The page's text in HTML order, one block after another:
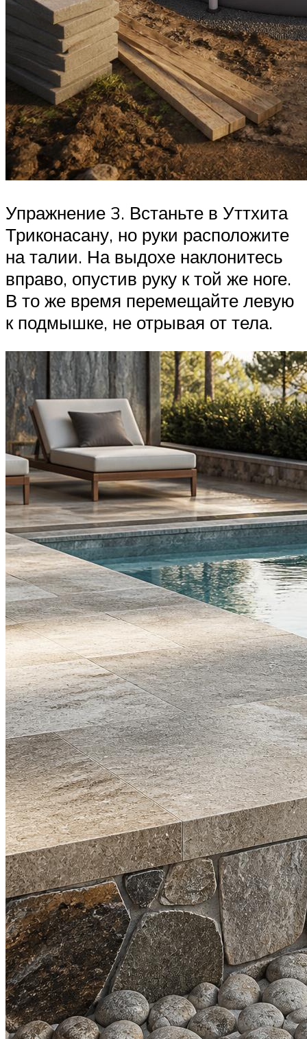
Упражнение 3. Встаньте в Уттхита
Триконасану, но руки расположите
на талии. На выдохе наклонитесь
вправо, опустив руку к той же ноге.
В то же время перемещайте левую
к подмышке, не отрывая от тела.